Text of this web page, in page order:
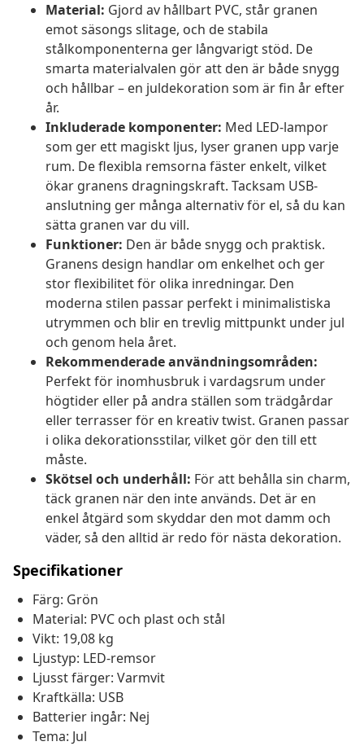
Material: Gjord av hållbart PVC, står granen
emot säsongs slitage, och de stabila
stålkomponenterna ger långvarigt stöd. De
smarta materialvalen gör att den är både snygg
och hållbar – en juldekoration som är fin år efter
år.
Inkluderade komponenter: Med LED-lampor
som ger ett magiskt ljus, lyser granen upp varje
rum. De flexibla remsorna fäster enkelt, vilket
ökar granens dragningskraft. Tacksam USB-
anslutning ger många alternativ för el, så du kan
sätta granen var du vill.
Funktioner: Den är både snygg och praktisk.
Granens design handlar om enkelhet och ger
stor flexibilitet för olika inredningar. Den
moderna stilen passar perfekt i minimalistiska
utrymmen och blir en trevlig mittpunkt under jul
och genom hela året.
Rekommenderade användningsområden:
Perfekt för inomhusbruk i vardagsrum under
högtider eller på andra ställen som trädgårdar
eller terrasser för en kreativ twist. Granen passar
i olika dekorationsstilar, vilket gör den till ett
måste.
Skötsel och underhåll: För att behålla sin charm,
täck granen när den inte används. Det är en
enkel åtgärd som skyddar den mot damm och
väder, så den alltid är redo för nästa dekoration.
Specifikationer
Färg: Grön
Material: PVC och plast och stål
Vikt: 19,08 kg
Ljustyp: LED-remsor
Ljusst färger: Varmvit
Kraftkälla: USB
Batterier ingår: Nej
Tema: Jul